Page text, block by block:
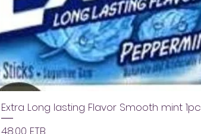
Extra Long lasting Flavor Smooth mint 1pc
Pris
48,00 ETB